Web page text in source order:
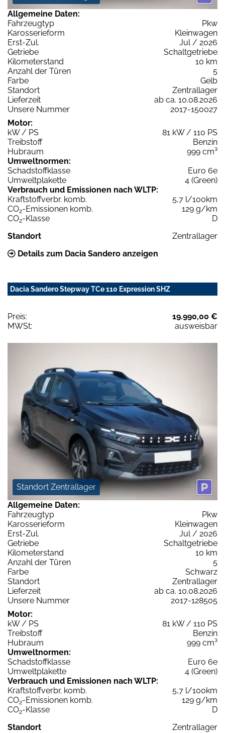
Allgemeine Daten:
Fahrzeugtyp
Pkw
Karosserieform
Kleinwagen
Erst-Zul.
Jul / 2026
Getriebe
Schaltgetriebe
Kilometerstand
10 km
Anzahl der Türen
5
Farbe
Gelb
Standort
Zentrallager
Lieferzeit
ab ca. 10.08.2026
Unsere Nummer
2017-150027
Motor:
kW / PS
81 kW / 110 PS
Treibstoff
Benzin
Hubraum
999 cm³
Umweltnormen:
Schadstoffklasse
Euro 6e
Umweltplakette
4 (Green)
Verbrauch und Emissionen nach WLTP:
Kraftstoffverbr. komb.
5,7 l/100km
CO2-Emissionen komb.
129 g/km
CO2-Klasse
D
Standort
Zentrallager
Details zum Dacia Sandero anzeigen
Dacia Sandero Stepway TCe 110 Expression SHZ
Preis:
19.990,00 €
MWSt:
ausweisbar
Standort Zentrallager
Allgemeine Daten:
Fahrzeugtyp
Pkw
Karosserieform
Kleinwagen
Erst-Zul.
Jul / 2026
Getriebe
Schaltgetriebe
Kilometerstand
10 km
Anzahl der Türen
5
Farbe
Schwarz
Standort
Zentrallager
Lieferzeit
ab ca. 10.08.2026
Unsere Nummer
2017-128505
Motor:
kW / PS
81 kW / 110 PS
Treibstoff
Benzin
Hubraum
999 cm³
Umweltnormen:
Schadstoffklasse
Euro 6e
Umweltplakette
4 (Green)
Verbrauch und Emissionen nach WLTP:
Kraftstoffverbr. komb.
5,7 l/100km
CO2-Emissionen komb.
129 g/km
CO2-Klasse
D
Standort
Zentrallager